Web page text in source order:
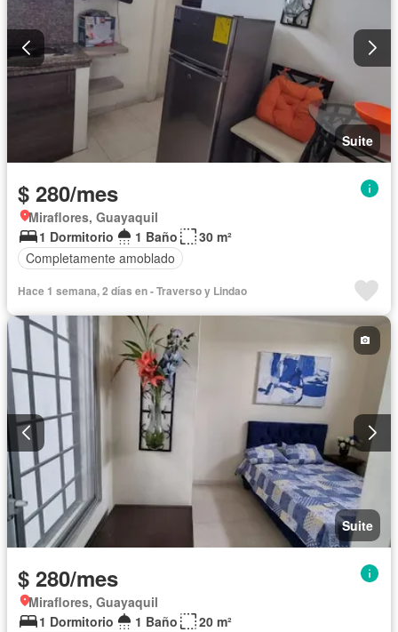
Suite
$ 280/mes
Miraflores, Guayaquil
1 Dormitorio
1 Baño
30 m²
Completamente amoblado
Hace 1 semana, 2 días en - Traverso y Lindao
Suite
$ 280/mes
Miraflores, Guayaquil
1 Dormitorio
1 Baño
20 m²